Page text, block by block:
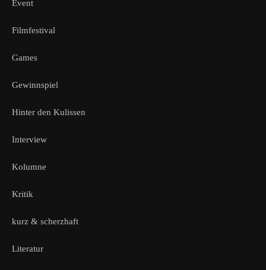
Event
Filmfestival
Games
Gewinnspiel
Hinter den Kulissen
Interview
Kolumne
Kritik
kurz & scherzhaft
Literatur